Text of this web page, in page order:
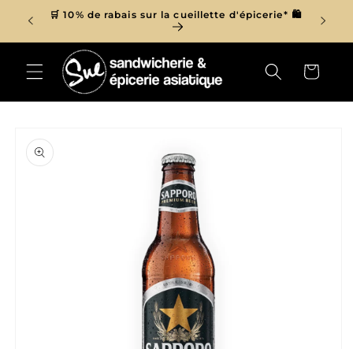
passer
contenu
150$ 🛒 10% de rabais sur la cueillette d'épicerie* 🛍
Panier
informations
produits